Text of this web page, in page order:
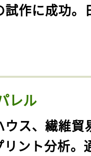
作に成功。
レル
ウス、繊維貿
ント分析。